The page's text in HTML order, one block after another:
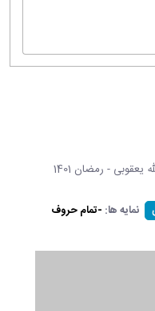
- رمضان 1401
نمایه ها: -تمام حروف